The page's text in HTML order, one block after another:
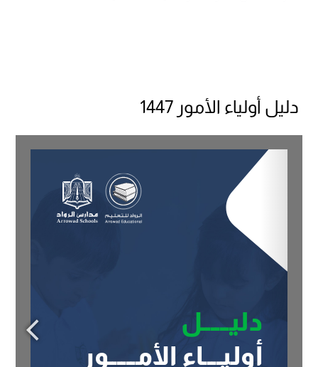
دليل أولياء الأمور 1447